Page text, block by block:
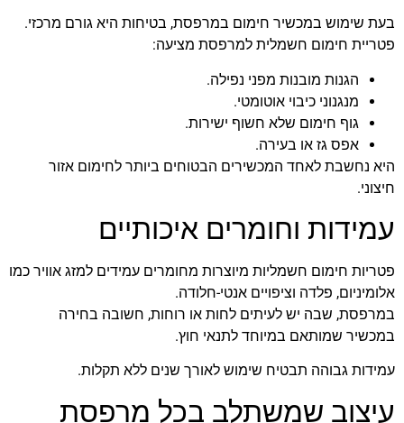
בעת שימוש במכשיר חימום במרפסת, בטיחות היא גורם מרכזי.
פטריית חימום חשמלית למרפסת מציעה:
הגנות מובנות מפני נפילה.
מנגנוני כיבוי אוטומטי.
גוף חימום שלא חשוף ישירות.
אפס גז או בעירה.
היא נחשבת לאחד המכשירים הבטוחים ביותר לחימום אזור
חיצוני.
עמידות וחומרים איכותיים
פטריות חימום חשמליות מיוצרות מחומרים עמידים למזג אוויר כמו
אלומיניום, פלדה וציפויים אנטי-חלודה.
במרפסת, שבה יש לעיתים לחות או רוחות, חשובה בחירה
במכשיר שמותאם במיוחד לתנאי חוץ.
עמידות גבוהה תבטיח שימוש לאורך שנים ללא תקלות.
עיצוב שמשתלב בכל מרפסת